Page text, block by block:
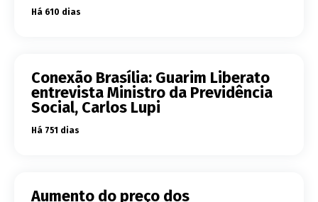
Há 610 dias
Conexão Brasília: Guarim Liberato
entrevista Ministro da Previdência
Social, Carlos Lupi
Há 751 dias
Aumento do preço dos